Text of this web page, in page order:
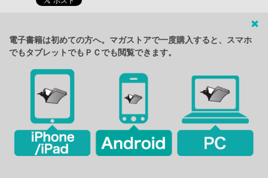
電子書籍は初めての方へ。マガストアで一度購入すると、スマホ
でもタブレットでもＰＣでも閲覧できます。